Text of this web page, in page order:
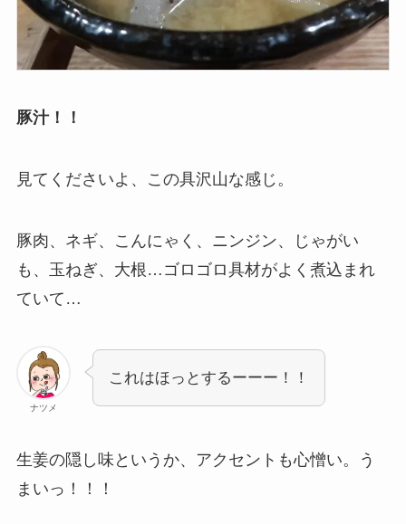
豚汁！！
見てくださいよ、この具沢山な感じ。
豚肉、ネギ、こんにゃく、ニンジン、じゃがい
も、玉ねぎ、大根…ゴロゴロ具材がよく煮込まれ
ていて…
ナツメ
これはほっとするーーー！！
生姜の隠し味というか、アクセントも心憎い。う
まいっ！！！